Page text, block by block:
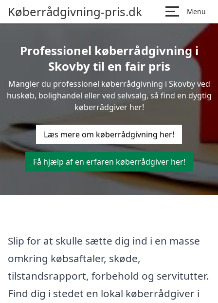
Køberrådgivning-pris.dk Menu
Professionel køberrådgivning i
Skovby til en fair pris
Mangler du professionel køberrådgivning i Skovby ved
huskøb, bolighandel eller ved selvsalg, så find en dygtig
køberrådgiver her!
Læs mere om køberrådgivning her!
Få hjælp af en erfaren køberrådgiver her!
Slip for at skulle sætte dig ind i en masse
omkring købsaftaler, skøde,
tilstandsrapport, forbehold og servitutter.
Find dig i stedet en lokal køberrådgiver i